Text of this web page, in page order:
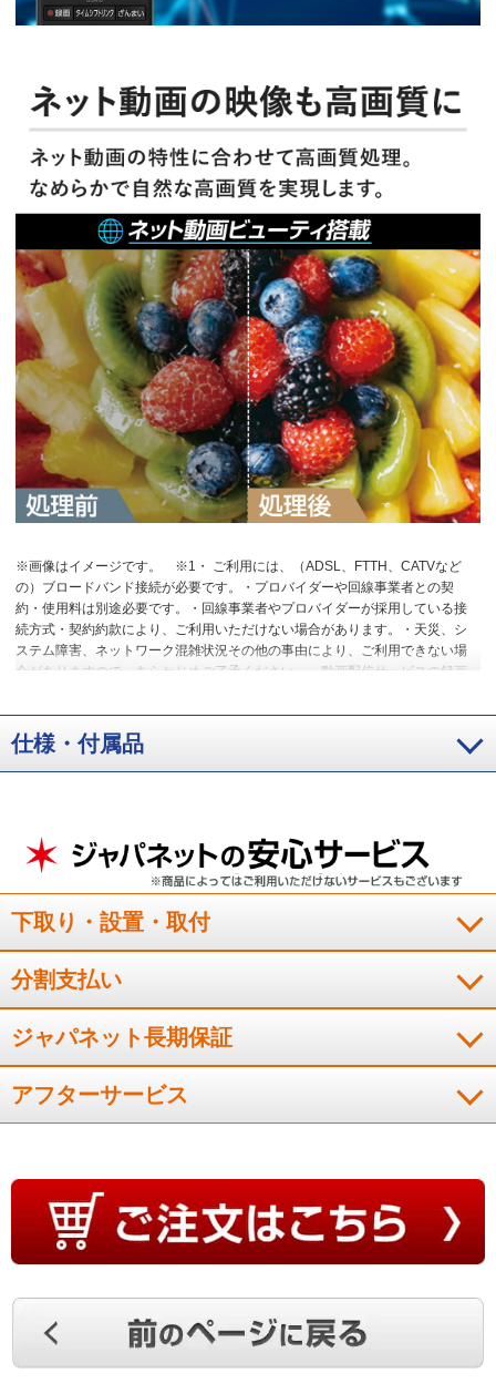
※画像はイメージです。
※1・ ご利用には、（ADSL、FTTH、CATVなど
の）ブロードバンド接続が必要です。・プロバイダーや回線事業者との契
約・使用料は別途必要です。・回線事業者やプロバイダーが採用している接
続方式・契約約款により、ご利用いただけない場合があります。・天災、シ
ステム障害、ネットワーク混雑状況その他の事由により、ご利用できない場
合がありますので、あらかじめご了承ください。・動画配信サービスの録画
スの内容は、予告なく変更・終了する場合があります。
仕様・付属品
下取り・設置・取付
分割支払い
ジャパネット長期保証
アフターサービス